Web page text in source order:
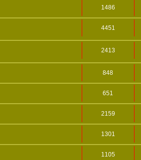
1486
4451
2413
848
651
2159
1301
1105